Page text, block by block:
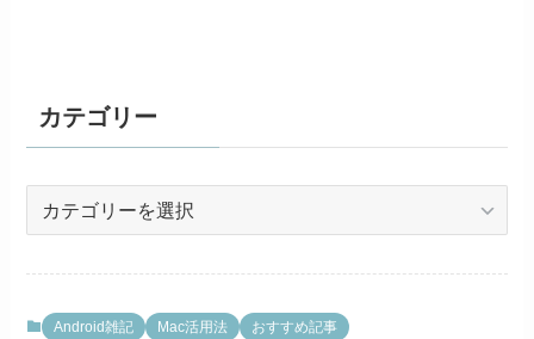
カテゴリー
ー Android雑記 Mac活用法
おすすめ記事